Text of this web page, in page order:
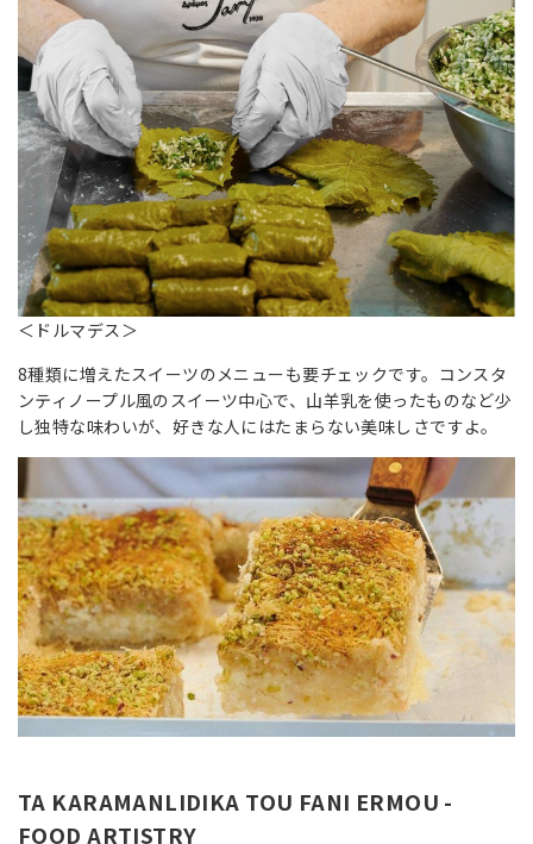
＜ドルマデス＞
8種類に増えたスイーツのメニューも要チェックです。コンスタ
ンティノープル風のスイーツ中心で、山羊乳を使ったものなど少
し独特な味わいが、好きな人にはたまらない美味しさですよ。
TA KARAMANLIDIKA TOU FANI ERMOU -
FOOD ARTISTRY